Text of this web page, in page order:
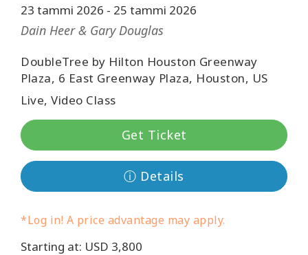
Account
Access
Regions
Koulutukset
23 tammi 2026 - 25 tammi 2026
Dain Heer & Gary Douglas
DoubleTree by Hilton Houston Greenway
Plaza, 6 East Greenway Plaza, Houston, US
Live, Video Class
Get Ticket
ⓘ Details
*Log in! A price advantage may apply.
Starting at: USD 3,800